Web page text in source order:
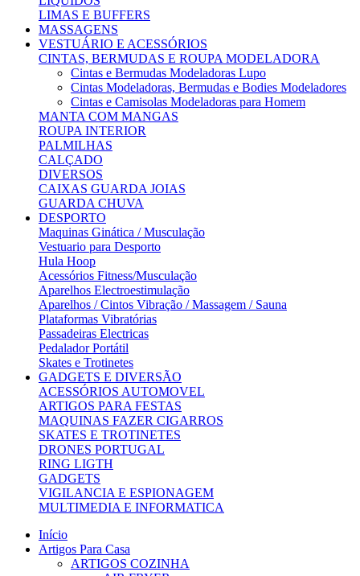
LIMAS E BUFFERS
MASSAGENS
VESTUÁRIO E ACESSÓRIOS
CINTAS, BERMUDAS E ROUPA MODELADORA
Cintas e Bermudas Modeladoras Lupo
Cintas Modeladoras, Bermudas e Bodies Modeladores
Cintas e Camisolas Modeladoras para Homem
MANTA COM MANGAS
ROUPA INTERIOR
PALMILHAS
CALÇADO
DIVERSOS
CAIXAS GUARDA JOIAS
GUARDA CHUVA
DESPORTO
Maquinas Ginática / Musculação
Vestuario para Desporto
Hula Hoop
Acessórios Fitness/Musculação
Aparelhos Electroestimulação
Aparelhos / Cintos Vibração / Massagem / Sauna
Plataformas Vibratórias
Passadeiras Electricas
Pedalador Portátil
Skates e Trotinetes
GADGETS E DIVERSÃO
ACESSÓRIOS AUTOMOVEL
ARTIGOS PARA FESTAS
MAQUINAS FAZER CIGARROS
SKATES E TROTINETES
DRONES PORTUGAL
RING LIGTH
GADGETS
VIGILANCIA E ESPIONAGEM
MULTIMEDIA E INFORMATICA
Início
Artigos Para Casa
ARTIGOS COZINHA